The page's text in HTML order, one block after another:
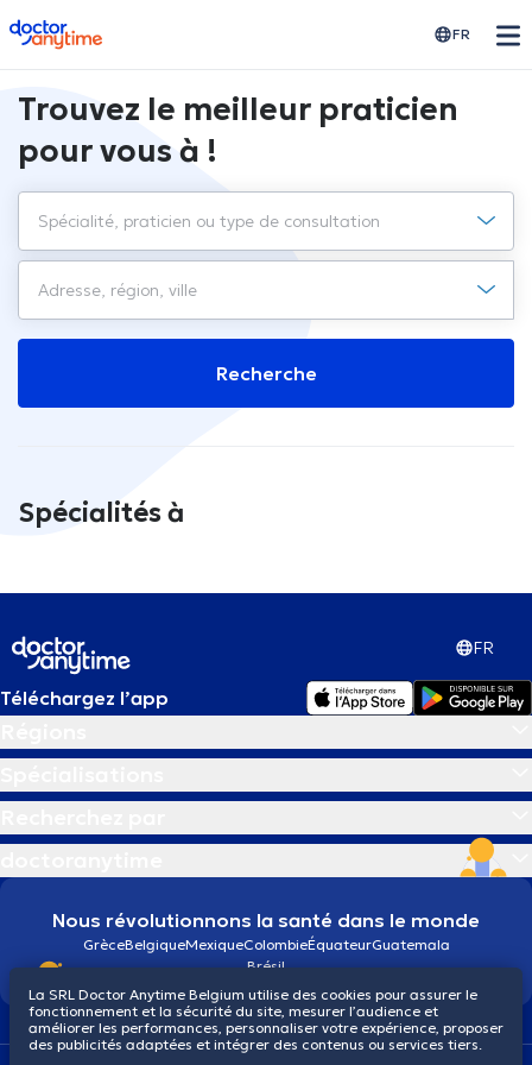
doctoranytime FR
Trouvez le meilleur praticien
pour vous à !
Recherche
Spécialités à
FR
Téléchargez l’app
Nous révolutionnons la santé dans le monde
GrèceBelgiqueMexiqueColombieÉquateurGuatemala
Brésil
La SRL Doctor Anytime Belgium utilise des cookies pour assurer le
fonctionnement et la sécurité du site, mesurer l’audience et
améliorer les performances, personnaliser votre expérience, proposer
des publicités adaptées et intégrer des contenus ou services tiers.